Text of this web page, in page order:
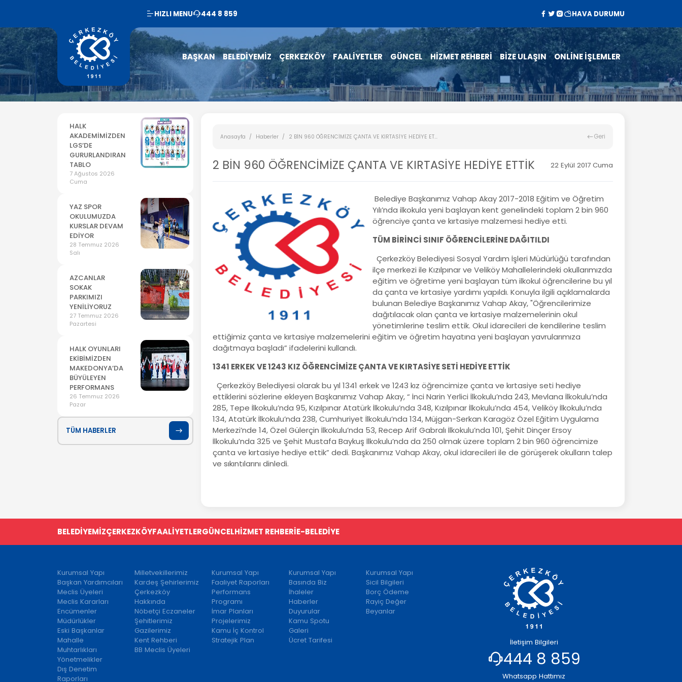
HIZLI MENU 444 8 859 HAVA DURUMU
BAŞKAN BELEDİYEMİZ ÇERKEZKÖY FAALİYETLER GÜNCEL HİZMET REHBERİ BİZE ULAŞIN ONLİNE İŞLEMLER
HALK
AKADEMİMİZDEN
LGS’DE
GURURLANDIRAN
TABLO
7 Ağustos 2026
Cuma
YAZ SPOR
OKULUMUZDA
KURSLAR DEVAM
EDİYOR
28 Temmuz 2026
Salı
AZCANLAR
SOKAK
PARKIMIZI
YENİLİYORUZ
27 Temmuz 2026
Pazartesi
HALK OYUNLARI
EKİBİMİZDEN
MAKEDONYA’DA
BÜYÜLEYEN
PERFORMANS
26 Temmuz 2026
Pazar
TÜM HABERLER
Anasayfa Haberler 2 BİN 960 ÖĞRENCİMİZE ÇANTA VE KIRTASİYE HEDİYE ET... Geri
2 BİN 960 ÖĞRENCİMİZE ÇANTA VE KIRTASİYE HEDİYE ETTİK 22 Eylül 2017 Cuma
Belediye Başkanımız Vahap Akay 2017-2018 Eğitim ve Öğretim
Yılı’nda ilkokula yeni başlayan kent genelindeki toplam 2 bin 960
öğrenciye çanta ve kırtasiye malzemesi hediye etti.
TÜM BİRİNCİ SINIF ÖĞRENCİLERİNE DAĞITILDI
Çerkezköy Belediyesi Sosyal Yardım İşleri Müdürlüğü tarafından
ilçe merkezi ile Kızılpınar ve Veliköy Mahallelerindeki okullarımızda
eğitim ve öğretime yeni başlayan tüm ilkokul öğrencilerine bu yıl
da çanta ve kırtasiye yardımı yapıldı. Konuyla ilgili açıklamalarda
bulunan Belediye Başkanımız Vahap Akay, "Öğrencilerimize
dağıtılacak olan çanta ve kırtasiye malzemelerinin okul
yönetimlerine teslim ettik. Okul idarecileri de kendilerine teslim
ettiğimiz çanta ve kırtasiye malzemelerini eğitim ve öğretim hayatına yeni başlayan yavrularımıza
dağıtmaya başladı” ifadelerini kullandı.
1341 ERKEK VE 1243 KIZ ÖĞRENCİMİZE ÇANTA VE KIRTASİYE SETİ HEDİYE ETTİK
Çerkezköy Belediyesi olarak bu yıl 1341 erkek ve 1243 kız öğrencimize çanta ve kırtasiye seti hediye
ettiklerini sözlerine ekleyen Başkanımız Vahap Akay, “ İnci Narin Yerlici İlkokulu’nda 243, Mevlana İlkokulu’nda
285, Tepe İlkokulu’nda 95, Kızılpınar Atatürk İlkokulu’nda 348, Kızılpınar İlkokulu’nda 454, Veliköy İlkokulu’nda
134, Atatürk İlkokulu’nda 238, Cumhuriyet İlkokulu’nda 134, Müjgan-Serkan Karagöz Özel Eğitim Uygulama
Merkezi’nde 14, Özel Gülerçin İlkokulu’nda 53, Recep Arif Gabralı İlkokulu’nda 101, Şehit Dinçer Ersoy
İlkokulu’nda 325 ve Şehit Mustafa Baykuş İlkokulu’nda da 250 olmak üzere toplam 2 bin 960 öğrencimize
çanta ve kırtasiye hediye ettik” dedi. Başkanımız Vahap Akay, okul idarecileri ile de görüşerek okulların talep
ve sıkıntılarını dinledi.
BELEDİYEMİZÇERKEZKÖYFAALİYETLERGÜNCELHİZMET REHBERİE-BELEDİYE
Kurumsal Yapı
Başkan Yardımcıları
Meclis Üyeleri
Meclis Kararları
Encümenler
Müdürlükler
Eski Başkanlar
Mahalle
Muhtarlıkları
Yönetmelikler
Dış Denetim
Raporları
Milletvekillerimiz
Kardeş Şehirlerimiz
Çerkezköy
Hakkında
Nöbetçi Eczaneler
Şehitlerimiz
Gazilerimiz
Kent Rehberi
BB Meclis Üyeleri
Kurumsal Yapı
Faaliyet Raporları
Performans
Programı
İmar Planları
Projelerimiz
Kamu İç Kontrol
Stratejik Plan
Kurumsal Yapı
Basında Biz
İhaleler
Haberler
Duyurular
Kamu Spotu
Galeri
Ücret Tarifesi
Kurumsal Yapı
Sicil Bilgileri
Borç Ödeme
Rayiç Değer
Beyanlar
İletişim Bilgileri
444 8 859
Whatsapp Hattımız